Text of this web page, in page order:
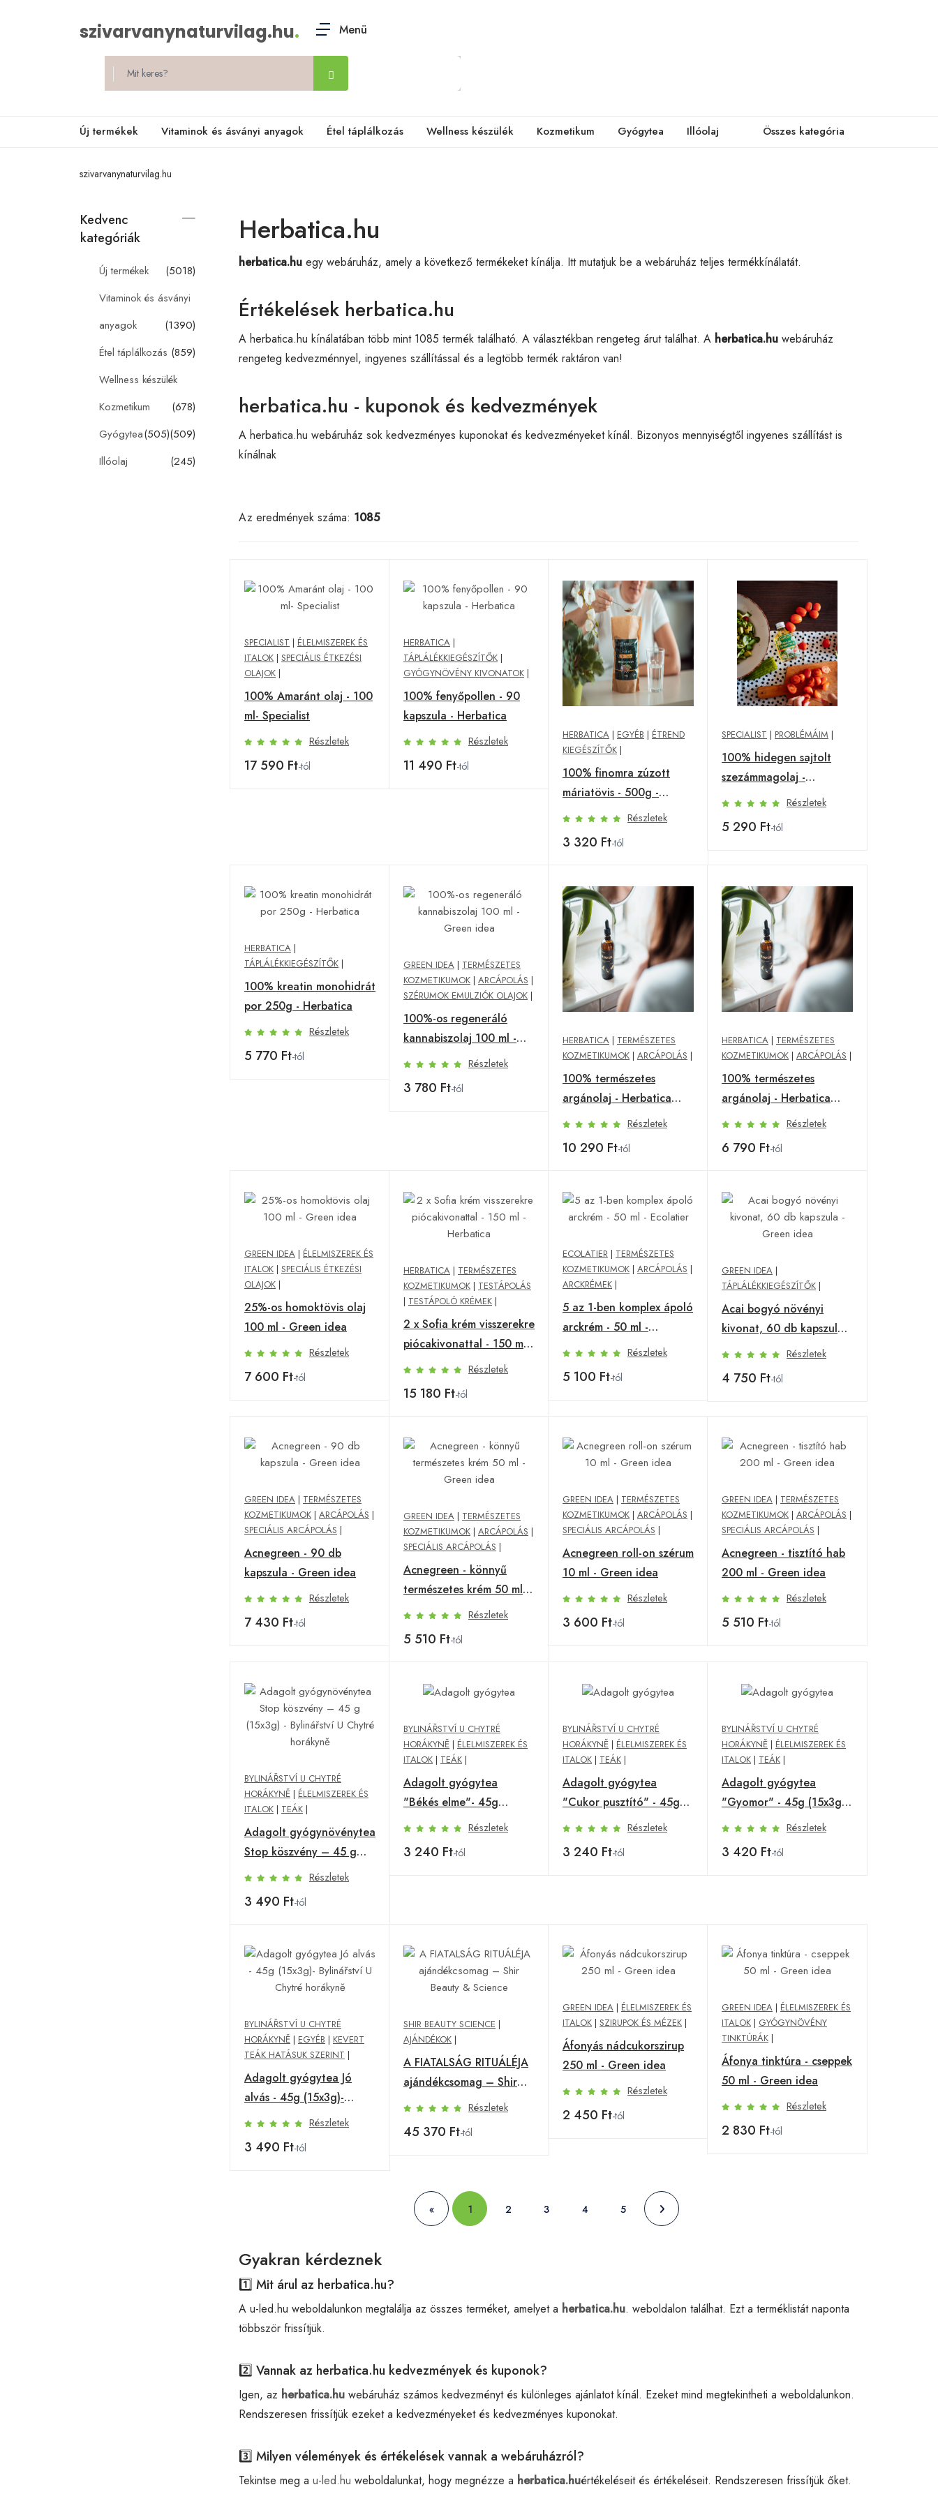
szivarvanynaturvilag.hu. Menü
Új termékek Vitaminok és ásványi anyagok Étel táplálkozás Wellness készülék Kozmetikum Gyógytea Illóolaj Összes kategória
szivarvanynaturvilag.hu
Kedvenc
kategóriák
Új termékek
(5018)
Vitaminok és ásványi
anyagok
(1390)
Étel táplálkozás (859)
Wellness készülék
(678)
Kozmetikum
(509)
Gyógytea(505)
Illóolaj
(245)
Herbatica.hu
herbatica.hu egy webáruház, amely a következő termékeket kínálja. Itt mutatjuk be a webáruház teljes termékkínálatát.
Értékelések herbatica.hu
A herbatica.hu kínálatában több mint 1085 termék található. A választékban rengeteg árut találhat. A herbatica.hu webáruház
rengeteg kedvezménnyel, ingyenes szállítással és a legtöbb termék raktáron van!
herbatica.hu - kuponok és kedvezmények
A herbatica.hu webáruház sok kedvezményes kuponokat és kedvezményeket kínál. Bizonyos mennyiségtől ingyenes szállítást is
kínálnak
Az eredmények száma: 1085
SPECIALIST | ÉLELMISZEREK ÉS
ITALOK | SPECIÁLIS ÉTKEZÉSI
OLAJOK |
100% Amaránt olaj - 100
ml- Specialist
Részletek
17 590 Ft-tól
HERBATICA |
TÁPLÁLÉKKIEGÉSZÍTŐK |
GYÓGYNÖVÉNY KIVONATOK |
100% fenyőpollen - 90
kapszula - Herbatica
Részletek
11 490 Ft-tól
HERBATICA | EGYÉB | ÉTREND
KIEGÉSZÍTŐK |
100% finomra zúzott
máriatövis - 500g -
Herbatica Csomagolás
Részletek
3 320 Ft-tól
SPECIALIST | PROBLÉMÁIM |
100% hidegen sajtolt
szezámmagolaj -
Specialist - 100 ml
Részletek
5 290 Ft-tól
HERBATICA |
TÁPLÁLÉKKIEGÉSZÍTŐK |
100% kreatin monohidrát
por 250g - Herbatica
Részletek
5 770 Ft-tól
GREEN IDEA | TERMÉSZETES
KOZMETIKUMOK | ARCÁPOLÁS |
SZÉRUMOK EMULZIÓK OLAJOK |
100%-os regeneráló
kannabiszolaj 100 ml -
Green idea
Részletek
3 780 Ft-tól
HERBATICA | TERMÉSZETES
KOZMETIKUMOK | ARCÁPOLÁS |
100% természetes
argánolaj - Herbatica
Mennyiség (Objem): 100
Részletek
10 290 Ft-tól
HERBATICA | TERMÉSZETES
KOZMETIKUMOK | ARCÁPOLÁS |
100% természetes
argánolaj - Herbatica
Mennyiség (Objem): 50 ml
Részletek
6 790 Ft-tól
GREEN IDEA | ÉLELMISZEREK ÉS
ITALOK | SPECIÁLIS ÉTKEZÉSI
OLAJOK |
25%-os homoktövis olaj
100 ml - Green idea
Részletek
7 600 Ft-tól
HERBATICA | TERMÉSZETES
KOZMETIKUMOK | TESTÁPOLÁS
| TESTÁPOLÓ KRÉMEK |
2 x Sofia krém visszerekre
piócakivonattal - 150 ml -
Herbatica
Részletek
15 180 Ft-tól
ECOLATIER | TERMÉSZETES
KOZMETIKUMOK | ARCÁPOLÁS |
ARCKRÉMEK |
5 az 1-ben komplex ápoló
arckrém - 50 ml -
Ecolatier
Részletek
5 100 Ft-tól
GREEN IDEA |
TÁPLÁLÉKKIEGÉSZÍTŐK |
Acai bogyó növényi
kivonat, 60 db kapszula -
Green idea
Részletek
4 750 Ft-tól
GREEN IDEA | TERMÉSZETES
KOZMETIKUMOK | ARCÁPOLÁS |
SPECIÁLIS ARCÁPOLÁS |
Acnegreen - 90 db
kapszula - Green idea
Részletek
7 430 Ft-tól
GREEN IDEA | TERMÉSZETES
KOZMETIKUMOK | ARCÁPOLÁS |
SPECIÁLIS ARCÁPOLÁS |
Acnegreen - könnyű
természetes krém 50 ml -
Green idea
Részletek
5 510 Ft-tól
GREEN IDEA | TERMÉSZETES
KOZMETIKUMOK | ARCÁPOLÁS |
SPECIÁLIS ARCÁPOLÁS |
Acnegreen roll-on szérum
10 ml - Green idea
Részletek
3 600 Ft-tól
GREEN IDEA | TERMÉSZETES
KOZMETIKUMOK | ARCÁPOLÁS |
SPECIÁLIS ARCÁPOLÁS |
Acnegreen - tisztító hab
200 ml - Green idea
Részletek
5 510 Ft-tól
BYLINÁŘSTVÍ U CHYTRÉ
HORÁKYNĚ | ÉLELMISZEREK ÉS
ITALOK | TEÁK |
Adagolt gyógynövénytea
Stop köszvény – 45 g
(15x3g) - Bylinářství U
Részletek
3 490 Ft-tól
BYLINÁŘSTVÍ U CHYTRÉ
HORÁKYNĚ | ÉLELMISZEREK ÉS
ITALOK | TEÁK |
Adagolt gyógytea
"Békés elme"- 45g
(15x3g) - Bylinářství U
Részletek
3 240 Ft-tól
BYLINÁŘSTVÍ U CHYTRÉ
HORÁKYNĚ | ÉLELMISZEREK ÉS
ITALOK | TEÁK |
Adagolt gyógytea
"Cukor pusztító" - 45g
(15x3g)- Bylinářství U
Részletek
3 240 Ft-tól
BYLINÁŘSTVÍ U CHYTRÉ
HORÁKYNĚ | ÉLELMISZEREK ÉS
ITALOK | TEÁK |
Adagolt gyógytea
"Gyomor" - 45g (15x3g)-
Bylinářství U Chytré
Részletek
3 420 Ft-tól
BYLINÁŘSTVÍ U CHYTRÉ
HORÁKYNĚ | EGYÉB | KEVERT
TEÁK HATÁSUK SZERINT |
Adagolt gyógytea Jó
alvás - 45g (15x3g)-
Bylinářství U Chytré
Részletek
3 490 Ft-tól
SHIR BEAUTY SCIENCE |
AJÁNDÉKOK |
A FIATALSÁG RITUÁLÉJA
ajándékcsomag – Shir
Beauty & Science
Részletek
45 370 Ft-tól
GREEN IDEA | ÉLELMISZEREK ÉS
ITALOK | SZIRUPOK ÉS MÉZEK |
Áfonyás nádcukorszirup
250 ml - Green idea
Részletek
2 450 Ft-tól
GREEN IDEA | ÉLELMISZEREK ÉS
ITALOK | GYÓGYNÖVÉNY
TINKTÚRÁK |
Áfonya tinktúra - cseppek
50 ml - Green idea
Részletek
2 830 Ft-tól
« 1 2 3 4 5
Gyakran kérdeznek
1️⃣ Mit árul az herbatica.hu?
A u-led.hu weboldalunkon megtalálja az összes terméket, amelyet a herbatica.hu. weboldalon találhat. Ezt a terméklistát naponta
többször frissítjük.
2️⃣ Vannak az herbatica.hu kedvezmények és kuponok?
Igen, az herbatica.hu webáruház számos kedvezményt és különleges ajánlatot kínál. Ezeket mind megtekintheti a weboldalunkon.
Rendszeresen frissítjük ezeket a kedvezményeket és kedvezményes kuponokat.
3️⃣ Milyen vélemények és értékelések vannak a webáruházról?
Tekintse meg a u-led.hu weboldalunkat, hogy megnézze a herbatica.huértékeléseit és értékeléseit. Rendszeresen frissítjük őket.